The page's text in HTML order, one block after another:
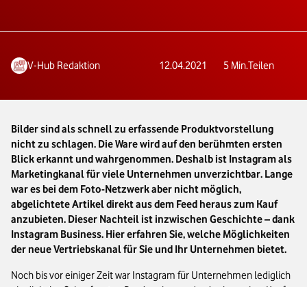
V-Hub Redaktion 12.04.2021 5 Min.Teilen
Bilder sind als schnell zu erfassende Produktvorstellung
nicht zu schlagen. Die Ware wird auf den berühmten ersten
Blick erkannt und wahrgenommen. Deshalb ist Instagram als
Marketingkanal für viele Unternehmen unverzichtbar. Lange
war es bei dem Foto-Netzwerk aber nicht möglich,
abgelichtete Artikel direkt aus dem Feed heraus zum Kauf
anzubieten. Dieser Nachteil ist inzwischen Geschichte – dank
Instagram Business. Hier erfahren Sie, welche Möglichkeiten
der neue Vertriebskanal für Sie und Ihr Unternehmen bietet.
Noch bis vor einiger Zeit war Instagram für Unternehmen lediglich